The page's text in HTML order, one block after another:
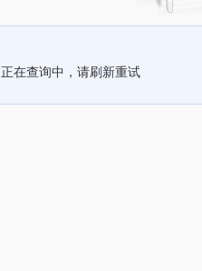
正在查询中，请刷新重试